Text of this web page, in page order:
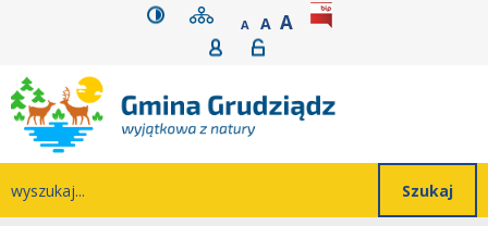
Przejdź do głównego
Przejdź do treści
Przejdź do
wyszukiwarki
Przejdź do mapywersja kontrastowa
mapa serwisu
A POMNIEJSZ CZCIONKĘ
A STANDARDOWY ROZMIAR
A POWIĘKSZ
rozmiar czcionki
Rejestracja